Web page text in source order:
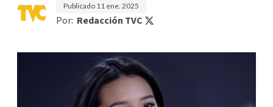
Publicado 11 ene. 2025
Por: Redacción TVC